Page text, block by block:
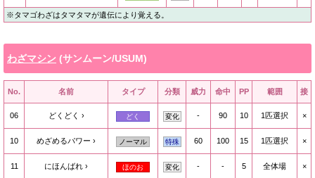
※タマゴわざはタマタマが遺伝により覚える。
わざマシン (サンムーン/USUM)
No. 名前 タイプ 分類 威力 命中 PP 範囲 接
06 どくどく どく 変化 - 90 10 1匹選択 ×
10 めざめるパワー ノーマル 特殊 60 100 15 1匹選択 ×
11 にほんばれ ほのお 変化 - - 5 全体場 ×